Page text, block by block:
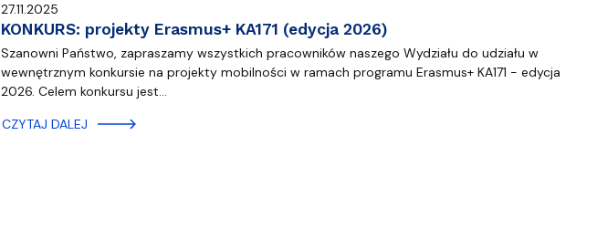
27.11.2025
KONKURS: projekty Erasmus+ KA171 (edycja 2026)
Szanowni Państwo, zapraszamy wszystkich pracowników naszego Wydziału do udziału w
wewnętrznym konkursie na projekty mobilności w ramach programu Erasmus+ KA171 - edycja
2026. Celem konkursu jest…
CZYTAJ DALEJ